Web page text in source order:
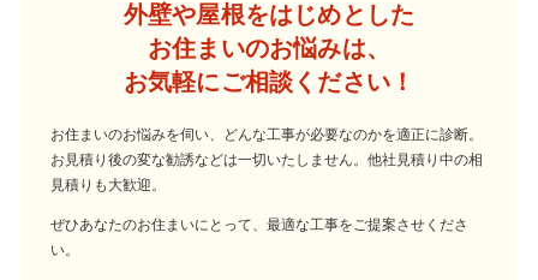
外壁や屋根をはじめとした
お住まいのお悩みは、
お気軽にご相談ください！
お住まいのお悩みを伺い、どんな工事が必要なのかを適正に診断。
お見積り後の変な勧誘などは一切いたしません。他社見積り中の相
見積りも大歓迎。
ぜひあなたのお住まいにとって、最適な工事をご提案させくださ
い。